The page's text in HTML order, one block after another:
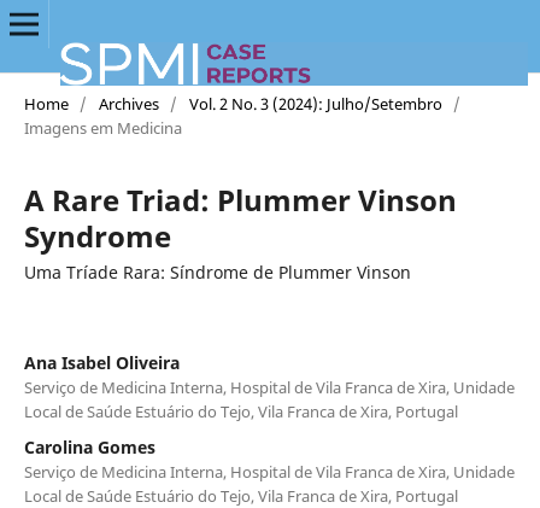
Home / Archives / Vol. 2 No. 3 (2024): Julho/Setembro /
Imagens em Medicina
A Rare Triad: Plummer Vinson
Syndrome
Uma Tríade Rara: Síndrome de Plummer Vinson
Ana Isabel Oliveira
Serviço de Medicina Interna, Hospital de Vila Franca de Xira, Unidade
Local de Saúde Estuário do Tejo, Vila Franca de Xira, Portugal
Carolina Gomes
Serviço de Medicina Interna, Hospital de Vila Franca de Xira, Unidade
Local de Saúde Estuário do Tejo, Vila Franca de Xira, Portugal